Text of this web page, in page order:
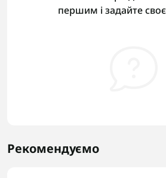
першим і задайте
Рекомендуємо